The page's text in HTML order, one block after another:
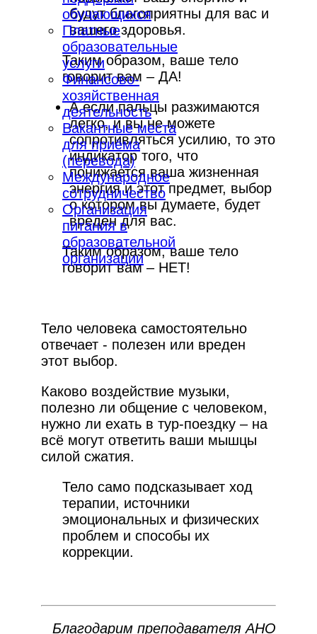
обучающихся
Платные
образовательные
услуги
Финансово-
хозяйственная
деятельность
Вакантные места
для приёма
(перевода)
Международное
сотрудничество
Организация
питания в
образовательной
организации
будут благоприятны для вас и
вашего здоровья.
Таким образом, ваше тело
говорит вам – ДА!
А если пальцы разжимаются
легко, и вы не можете
сопротивляться усилию, то это
индикатор того, что
понижается ваша жизненная
энергия и этот предмет, выбор
о котором вы думаете, будет
вреден для вас.
Таким образом, ваше тело
говорит вам – НЕТ!
Тело человека самостоятельно
отвечает - полезен или вреден
этот выбор.
Каково воздействие музыки,
полезно ли общение с человеком,
нужно ли ехать в тур-поездку – на
всё могут ответить ваши мышцы
силой сжатия.
Тело само подсказывает ход
терапии, источники
эмоциональных и физических
проблем и способы их
коррекции.
Благодарим преподавателя АНО